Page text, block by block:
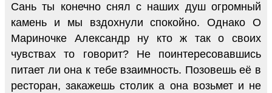
Сань ты конечно снял с наших душ огромный
камень и мы вздохнули спокойно. Однако О
Мариночке Александр ну кто ж так о своих
чувствах то говорит? Не поинтересовавшись
питает ли она к тебе взаимность. Позовешь её в
ресторан, закажешь столик а она возьмет и не